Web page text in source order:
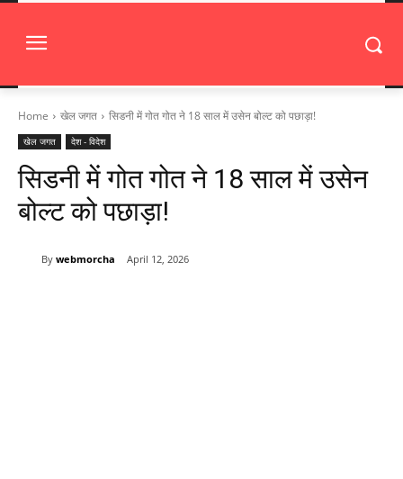
Home खेल जगत सिडनी में गोत गोत ने 18 साल में उसेन बोल्ट को पछाड़ा!
खेल जगत देश - विदेश
सिडनी में गोत गोत ने 18 साल में उसेन
बोल्ट को पछाड़ा!
By webmorcha April 12, 2026